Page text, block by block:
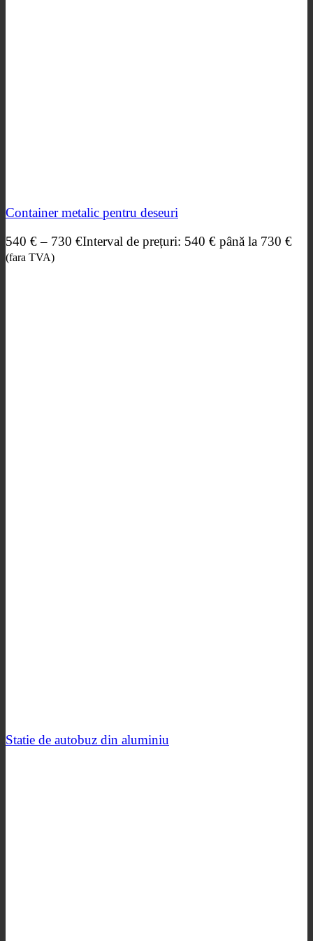
Container metalic pentru deseuri
540 € – 730 €Interval de prețuri: 540 € până la 730 €
(fara TVA)
Statie de autobuz din aluminiu